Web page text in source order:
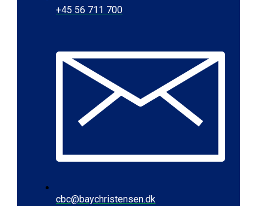
+45 56 711 700
cbc@baychristensen.dk